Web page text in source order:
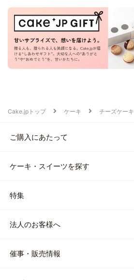
Cake.jpトップ ケーキ チーズケーキ
ご購入にあたって
ケーキ・スイーツを探す
特集
法人のお客様へ
催事・販売情報